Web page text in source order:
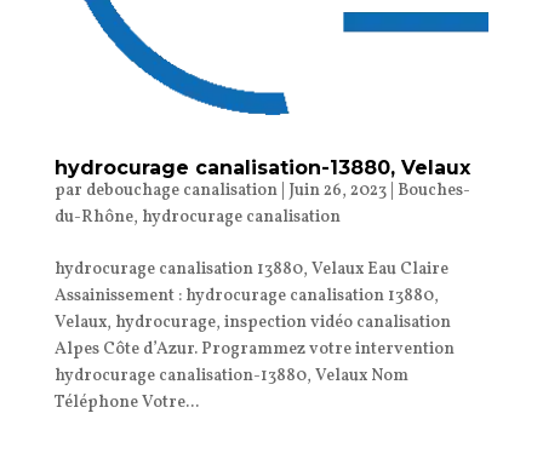
hydrocurage canalisation-13880, Velaux
par debouchage canalisation| Juin 26, 2023| Bouches-
du-Rhône, hydrocurage canalisation
hydrocurage canalisation 13880, Velaux Eau Claire
Assainissement : hydrocurage canalisation 13880,
Velaux, hydrocurage, inspection vidéo canalisation
Alpes Côte d’Azur. Programmez votre intervention
hydrocurage canalisation-13880, Velaux Nom
Téléphone Votre...